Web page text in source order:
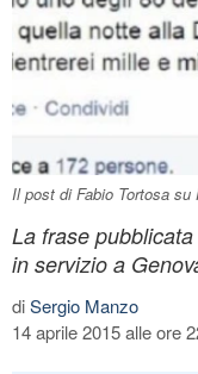
Il post di Fabio Tortosa su
La frase
in servizio a
diSergio Manzo
14 aprile 2015 alle ore